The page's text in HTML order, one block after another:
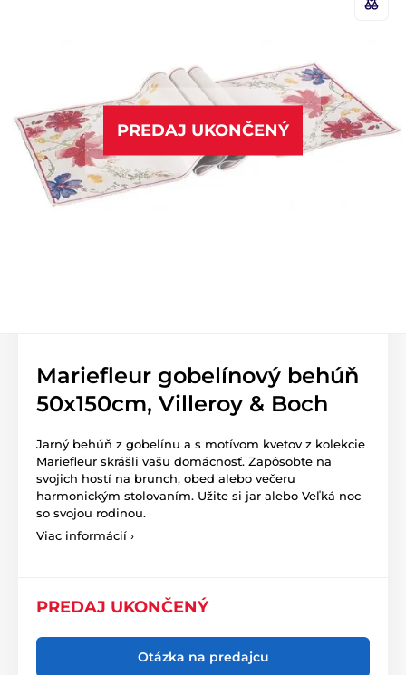
PREDAJ UKONČENÝ
Mariefleur gobelínový behúň
50x150cm, Villeroy & Boch
Jarný behúň z gobelínu a s motívom kvetov z kolekcie
Mariefleur skrášli vašu domácnosť. Zapôsobte na
svojich hostí na brunch, obed alebo večeru
harmonickým stolovaním. Užite si jar alebo Veľká noc
so svojou rodinou.
Viac informácií ›
PREDAJ UKONČENÝ
Otázka na predajcu